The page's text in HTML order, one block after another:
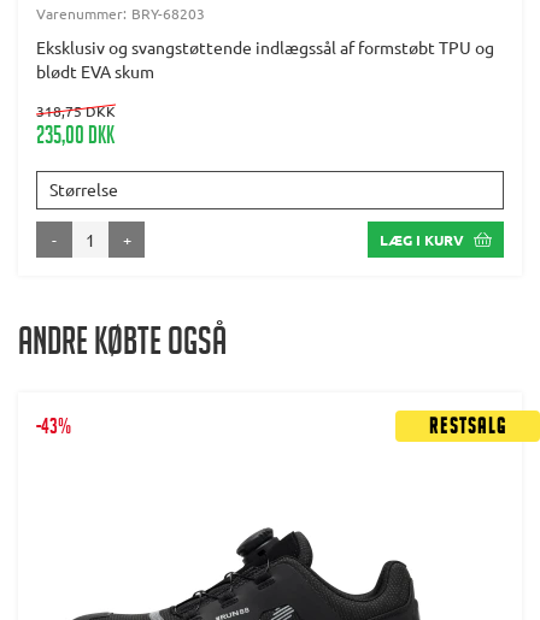
Varenummer: BRY-68203
Eksklusiv og svangstøttende indlægssål af formstøbt TPU og
blødt EVA skum
318,75 DKK
235,00 DKK
Størrelse
- + LÆG I KURV
Andre købte også
Restsalg
-43%